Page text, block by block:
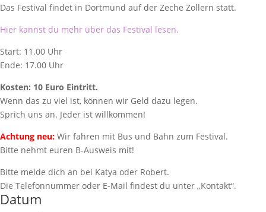
Das Festival findet in Dortmund auf der Zeche Zollern statt.
Hier kannst du mehr über das Festival lesen.
Start: 11.00 Uhr
Ende: 17.00 Uhr
Kosten: 10 Euro Eintritt.
Wenn das zu viel ist, können wir Geld dazu legen.
Sprich uns an. Jeder ist willkommen!
Achtung neu: Wir fahren mit Bus und Bahn zum Festival.
Bitte nehmt euren B-Ausweis mit!
Bitte melde dich an bei Katya oder Robert.
Die Telefonnummer oder E-Mail findest du unter „Kontakt“.
Datum